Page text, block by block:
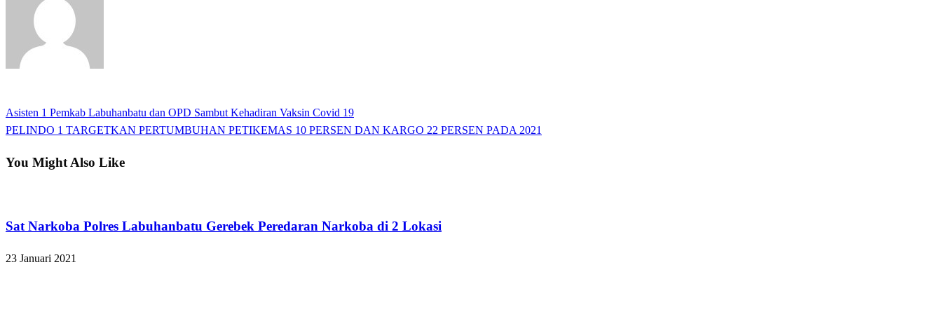
Navigasi
Previous
Post
Asisten 1 Pemkab Labuhanbatu dan OPD Sambut Kehadiran Vaksin Covid 19
Next
PELINDO 1 TARGETKAN PERTUMBUHAN PETIKEMAS 10 PERSEN DAN KARGO 22 PERSEN PADA 2021
You Might Also Like
Sat Narkoba Polres Labuhanbatu Gerebek Peredaran Narkoba di 2 Lokasi
23 Januari 2021